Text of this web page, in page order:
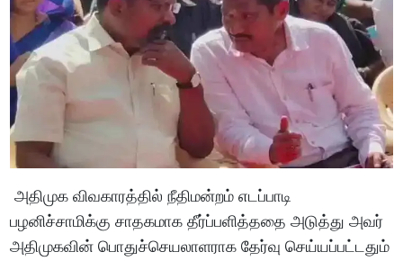
அதிமுக விவகாரத்தில் நீதிமன்றம் எடப்பாடி
பழனிச்சாமிக்கு சாதகமாக தீர்ப்பளித்ததை அடுத்து அவர்
அதிமுகவின் பொதுச்செயலாளராக தேர்வு செய்யப்பட்டதும்